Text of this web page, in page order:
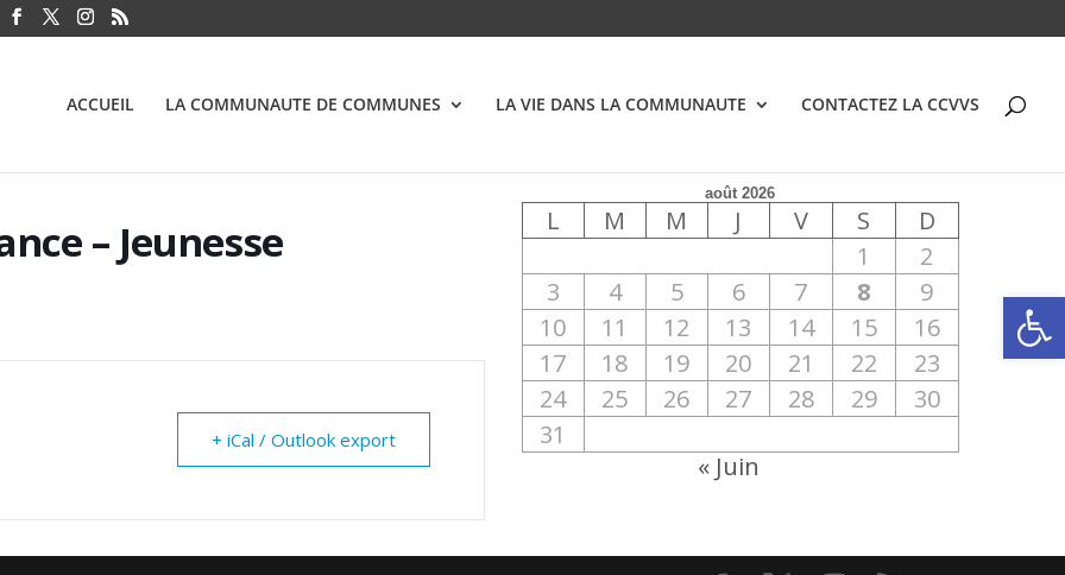
Ouvrir
ACCUEIL LA COMMUNAUTE DE COMMUNES LA VIE DANS LA COMMUNAUTE CONTACTEZ LA CCVVS
– Jeunesse
+ iCal / Outlook export
août 2026
L M M J V S
D
1
2
3
4 5 6 7 8
9
10
11 12 13 14 15
16
17
18 19 20 21 22
23
24
25 26 27 28 29
30
31
« Juin